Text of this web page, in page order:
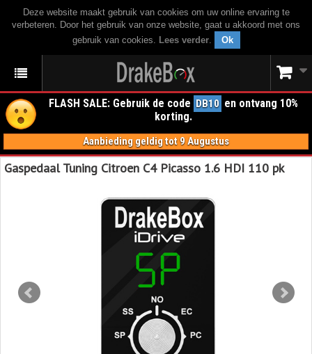
Deze website maakt gebruik van cookies om uw online ervaring te
verbeteren. Door het gebruik van onze website, gaat u akkoord met ons
gebruik van cookies. Lees verder. Ok
FLASH SALE: Gebruik de code DB10 en ontvang 10%
korting.
Aanbieding geldig tot 9 Augustus
Gaspedaal Tuning Citroen C4 Picasso 1.6 HDI 110 pk